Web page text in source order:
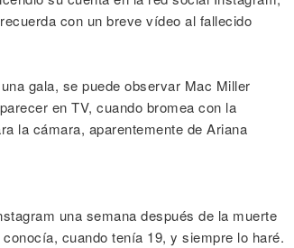
con un breve vídeo al fallecido
gala, se puede observar Mac Miller
en TV, cuando bromea con la
la cámara, aparentemente de Ariana
una semana después de la muerte
cuando tenía 19, y siempre lo haré.